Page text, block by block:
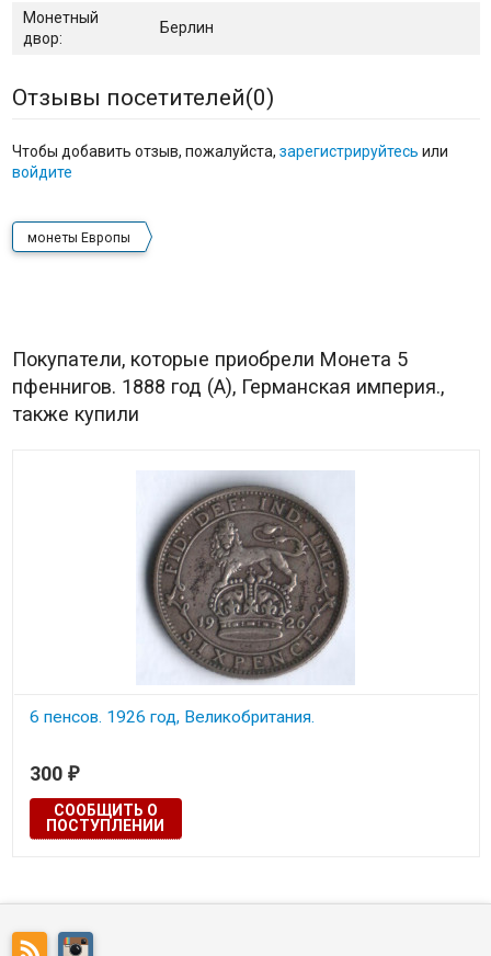
Монетный
двор:
Берлин
Отзывы посетителей(0)
Чтобы добавить отзыв, пожалуйста, зарегистрируйтесь или
войдите
монеты Европы
Покупатели, которые приобрели Монета 5
пфеннигов. 1888 год (A), Германская империя.,
также купили
6 пенсов. 1926 год, Великобритания.
300 ₽
СООБЩИТЬ О
ПОСТУПЛЕНИИ